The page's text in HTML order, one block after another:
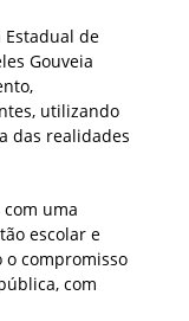
de
Gouveia
utilizando
das realidades
com uma
escolar e
compromisso
com